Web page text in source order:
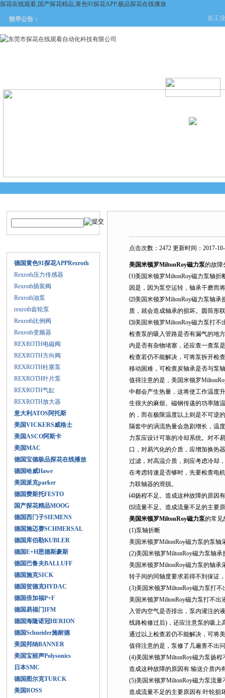
探花在线观看,国产探花精品,黄色91探花APP,极品探花在线播放
较早公告： 在工业
产品中心 新闻
德国黄色91探花APPRexroth
Rexroth压力传感器
Rexroth插装阀
Rexroth油泵
rexroth齿轮泵
Rexroth比例阀
Rexroth变频器
REXROTH电磁阀
REXROTH方向阀
REXROTH柱塞泵
REXROTH叶片泵
REXROTH气缸
REXROTH放大器
意大利ATOS阿托斯
美国VICKERS威格士
美国ASCO阿斯卡
美国MAC
德国宝德极品探花在线播放
德国哈威Hawe
美国派克parker
德国费斯托FESTO
国产探花精品MOOG
德国西门子SIEMENS
德国施迈赛SCHMERSAL
德国库伯勒KUBLER
德国E+H恩德斯豪斯
德国巴鲁夫BALLUFF
德国施克SICK
德国贺德克HYDAC
德国倍加福P+F
德国易福门IFM
德国海隆诺冠HERION
德国Schneider施耐德
美国邦纳BANNER
美国宝丽声Polysonics
日本SMC
德国图尔克TURCK
美国ROSS
点击次数：2472 更新时间：2017-
美国米顿罗MiltonRoy磁力泵的故障
⑴美国米顿罗MiltonRoy磁力泵轴折断
因是，因为泵空运转，轴承干
⑵美国米顿罗MiltonRoy磁力泵轴承损
质，就会造成轴承的损坏。圆筒
⑶美国米顿罗MiltonRoy磁力泵打不出
检查泵的吸入管路是否有漏气的地方
内是否有杂物堵塞，还应查一查
检查若仍不能解决，可将泵拆开检查
移动困难，可检查炭轴承是否与泵轴
值得注意的是，美国米顿罗
中都会产生热量，这将使工作温
生很大的麻烦。磁钢传递的功率随
的，而在极限温度以上则是不可逆的
隔套中的涡流热量会急剧增长，
力泵应设计可靠的冷却系统。对不
口，对易汽化的介质，应增加
过滤，对高温介质，则应考虑冷
在考虑转速是否够时，先要检查电
力联轴器的滑脱。
⑷扬程不足。造成这种故障的原因有
⑸流量不足。造成流量不足的主要原因
美国米顿罗MiltonRoy磁力泵的常见
(1)泵轴折断
美国米顿罗MiltonRoy磁力泵的泵轴采
(2)美国米顿罗MiltonRoy磁力泵轴承损坏
美国米顿罗MiltonRoy磁力泵的轴承采
转子间的同轴度要求若得不到保证
(3)美国米顿罗MiltonRoy磁力泵打不
美国米顿罗MiltonRoy磁力泵打不出液
入管内空气是否排出，泵内灌注
线路检修过后)，还应注意泵的吸上高
通过以上检查若仍不能解决，可将
值得注意的是，泵修了几遍查不出
(4)美国米顿罗MiltonRoy磁力泵扬程不
造成这种故障的原因有:输送介质内有空气
(5)美国米顿罗MiltonRoy磁力泵流量不
造成流量不足的主要原因有:叶轮损坏